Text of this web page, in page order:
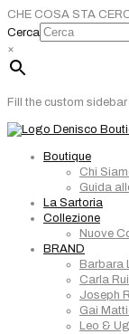
CHE COSA STA
Cerca
×
Fill the custom
Boutique
Chi
Guida
La Sartoria
Collezione
Nuove
BRAND
Barbara
Carla
Joseph
Gai
Leo &